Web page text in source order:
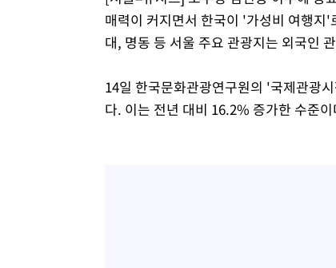
매력이 커지면서 한국이 '가성비 여행지
대, 명동 등 서울 주요 관광지는 외국인
14일 한국문화관광연구원의 '국제관광
다. 이는 전년 대비 16.2% 증가한 수준